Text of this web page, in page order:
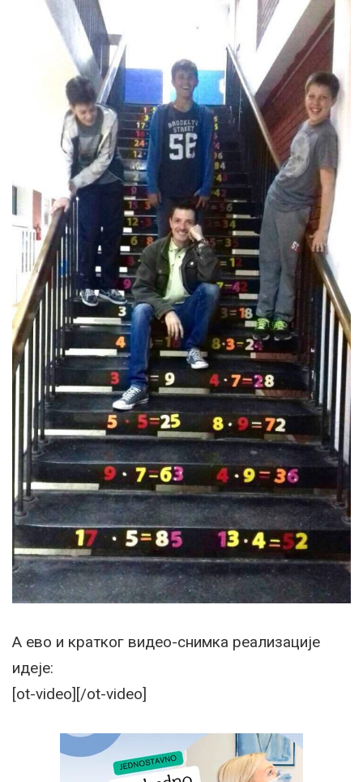
А ево и кратког видео-снимка реализације
идеје:
[ot-video][/ot-video]